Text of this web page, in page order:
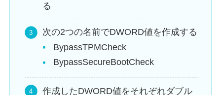
る
次の2つの名前でDWORD値を作成する
BypassTPMCheck
BypassSecureBootCheck
作成したDWORD値をそれぞれダブル